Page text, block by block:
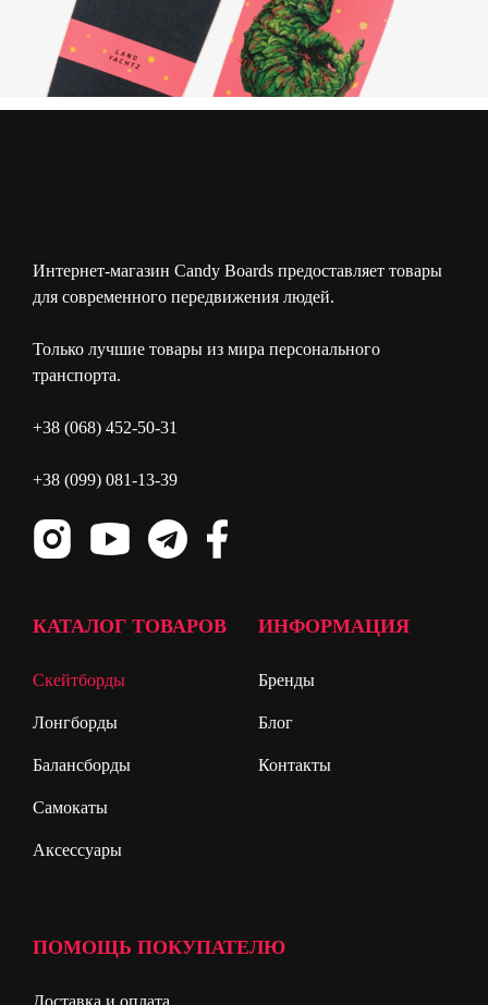
Интернет-магазин Candy Boards предоставляет товары
для современного передвижения людей.
Только лучшие товары из мира персонального
транспорта.
+38 (068) 452-50-31
+38 (099) 081-13-39
КАТАЛОГ ТОВАРОВ
Скейтборды
Лонгборды
Балансборды
Самокаты
Аксессуары
ИНФОРМАЦИЯ
Бренды
Блог
Контакты
ПОМОЩЬ ПОКУПАТЕЛЮ
Доставка и оплата